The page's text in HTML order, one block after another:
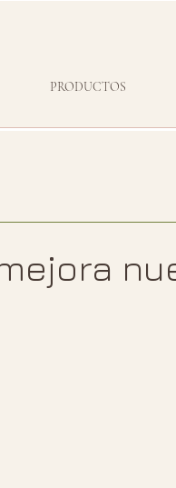
PRODUCTOS